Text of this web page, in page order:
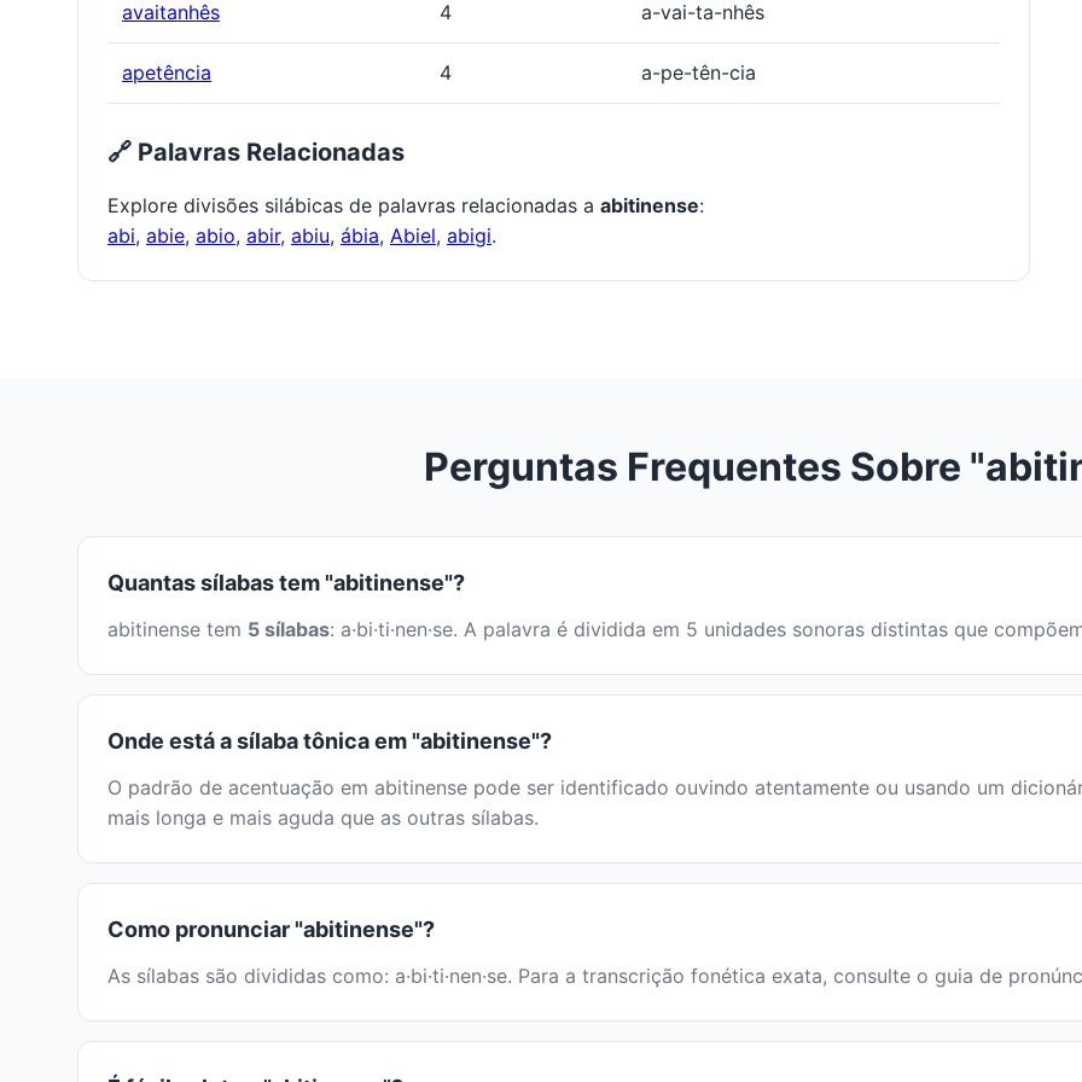
avaitanhês 4 a-vai-ta-nhês
apetência 4 a-pe-tên-cia
🔗 Palavras Relacionadas
Explore divisões silábicas de palavras relacionadas a abitinense:
abi, abie, abio, abir, abiu, ábia, Abiel, abigi.
Perguntas Frequentes Sobre
Quantas sílabas tem "abitinense"?
abitinense tem 5 sílabas: a·bi·ti·nen·se. A palavra é dividida em 5 unidades sonoras distintas que
Onde está a sílaba tônica em "abitinense"?
O padrão de acentuação em abitinense pode ser identificado ouvindo atentamente ou usando um
mais longa e mais aguda que as outras sílabas.
Como pronunciar "abitinense"?
As sílabas são divididas como: a·bi·ti·nen·se. Para a transcrição fonética exata, consulte o guia de